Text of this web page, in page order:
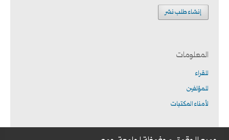
إنشاء طلب نشر
المعلومات
للقراء
للمؤلفين
لأمناء المكتبات